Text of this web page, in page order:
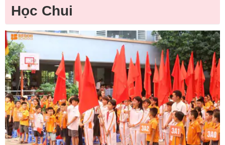
Học Chui